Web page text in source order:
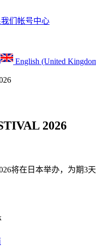
们 帐号中心
English (United
2026
将在日本举办，为期3